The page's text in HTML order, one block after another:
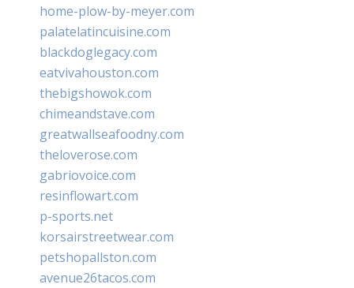
home-plow-by-meyer.com
palatelatincuisine.com
blackdoglegacy.com
eatvivahouston.com
thebigshowok.com
chimeandstave.com
greatwallseafoodny.com
theloverose.com
gabriovoice.com
resinflowart.com
p-sports.net
korsairstreetwear.com
petshopallston.com
avenue26tacos.com